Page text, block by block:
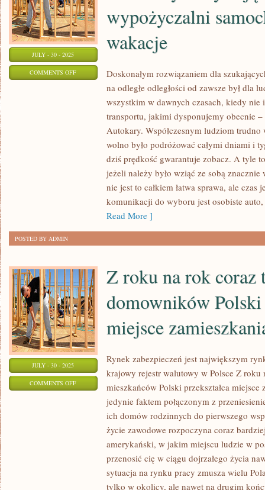
JULY - 30 - 2025
COMMENTS OFFON
WYKORZYSTUJĄ
WAKACJE
wypożyczalni
wakacje
Doskonałym rozwiązaniem dla
na odległe odległości od zawsze był dla
wszystkim w dawnych czasach, kiedy nie
transportu, jakimi dysponujemy obecnie
Autokary. Współczesnym ludziom
wolno było podróżować całymi dniami i
dziś prędkość gwarantuje zobacz. A tyle
jeżeli należy było wziąć ze sobą
nie jest to całkiem łatwa sprawa, ale
komunikacji do wyboru jest osobiste
Read More ]
POSTED BY ADMIN
JULY - 30 - 2025
COMMENTS OFFON
Z roku na rok coraz
domowników Polski
miejsce
Rynek zabezpieczeń jest największym
krajowy rejestr walutowy w Polsce Z roku
mieszkańców Polski przekształca
jedynie faktem połączonym z
ich domów rodzinnych do pierwszego
życie zawodowe rozpoczyna coraz
amerykański, w jakim miejscu ludzie w
przenosić cię w ciągu dojrzałego życia
sytuacja na rynku pracy zmusza wielu
tylko w okolicy, ale nawet na drugim